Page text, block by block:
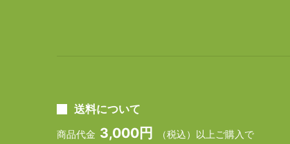
送料について
商品代金 3,000円
（税込）以上ご購入で